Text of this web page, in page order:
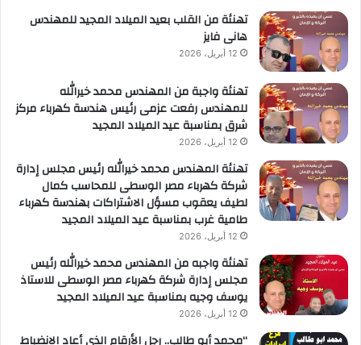
تهنئة من القلب بعيد الميلاد المجيد للمهندس
هانى فايز
12 أبريل، 2026
تهنئة واجبة من المهندس محمد خيرالله
للمهندس رفعت عزمى رئيس هندسة كهرباء مركز
شرق بمناسبة عيد الميلاد المجيد
12 أبريل، 2026
تهنئة المهندس محمد خيرالله رئيس مجلس إدارة
شركة كهرباء مصر الوسطى للمحاسب كمال
لطيف يعقوب مسؤل الاشتراكات بهندسة كهرباء
طامية غرب بمناسبة عيد الميلاد المجيد
12 أبريل، 2026
تهنئة واجبه من المهندس محمد خيرالله رئيس
مجلس إدارة شركة كهرباء مصر الوسطى للاستاذ
يوسف وجيه بمناسبة عيد الميلاد المجيد
12 أبريل، 2026